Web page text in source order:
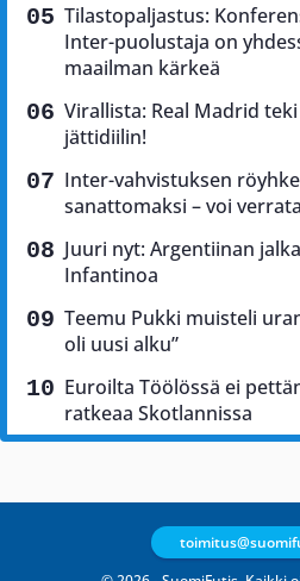
Tilastopaljastus:
Inter-puolustaja on
maailman kärkeä
Virallista: Real Madrid
jättidiilin!
Inter-vahvistuksen
sanattomaksi – voi
Juuri nyt: Argentiinan
Infantinoa
Teemu Pukki muisteli
oli uusi alku”
Euroilta Töölössä ei
ratkeaa Skotlannissa